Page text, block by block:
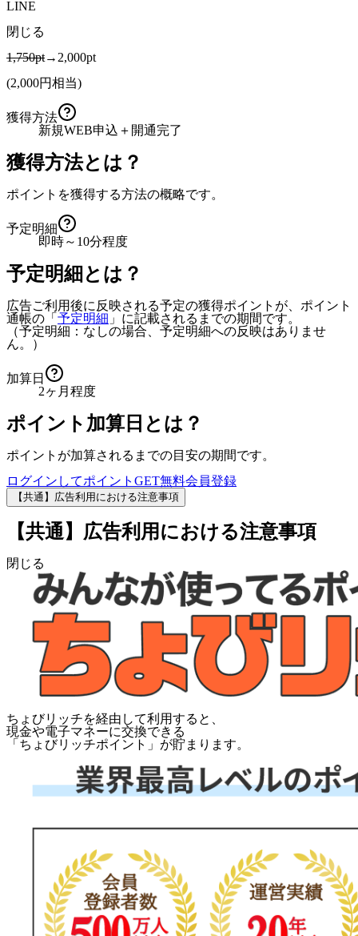
LINE
閉じる
1,750pt→2,000pt
(2,000円相当)
獲得方法
新規WEB申込＋開通完了
獲得方法とは？
ポイントを獲得する方法の概略です。
予定明細
即時～10分程度
予定明細とは？
広告ご利用後に反映される予定の獲得ポイントが、ポイント
通帳の「 予定明細 」に記載されるまでの期間です。
（予定明細：なしの場合、予定明細への反映はありませ
ん。）
加算日
2ヶ月程度
ポイント加算日とは？
ポイントが加算されるまでの目安の期間です。
ログインしてポイントGET無料会員登録
【共通】広告利用における注意事項
【共通】広告利用における注意事項
閉じる
ちょびリッチを経由して利用すると、
現金や電子マネーに交換できる
「 ちょびリッチポイント 」が貯まります。